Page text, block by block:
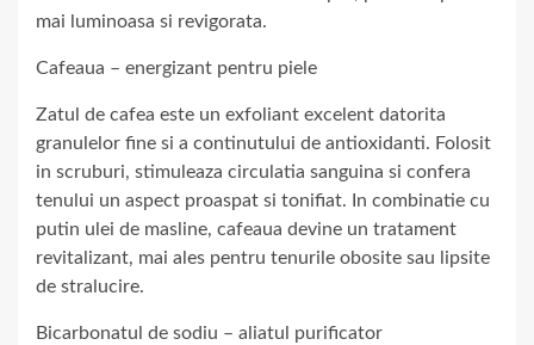
mai luminoasa si revigorata.
Cafeaua – energizant pentru piele
Zatul de cafea este un exfoliant excelent datorita
granulelor fine si a continutului de antioxidanti. Folosit
in scruburi, stimuleaza circulatia sanguina si confera
tenului un aspect proaspat si tonifiat. In combinatie cu
putin ulei de masline, cafeaua devine un tratament
revitalizant, mai ales pentru tenurile obosite sau lipsite
de stralucire.
Bicarbonatul de sodiu – aliatul purificator